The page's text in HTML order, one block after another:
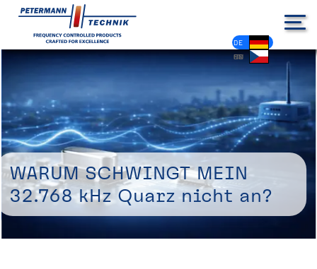
DE
EN
FR
ES
PL
IT
NL
HU
CS
Warum schwingt mein
32.768 kHz Quarz nicht an?